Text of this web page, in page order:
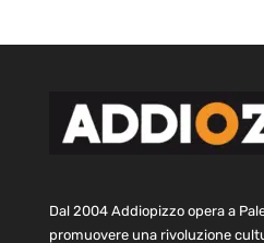
Dal 2004 Addiopizzo opera a
promuovere una rivoluzione